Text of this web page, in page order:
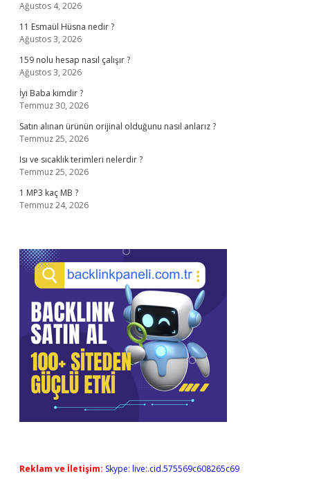
Ağustos 4, 2026
11 Esmaül Hüsna nedir ?
Ağustos 3, 2026
159 nolu hesap nasıl çalışır ?
Ağustos 3, 2026
İyi Baba kimdir ?
Temmuz 30, 2026
Satın alınan ürünün orijinal olduğunu nasıl anlarız ?
Temmuz 25, 2026
Isı ve sıcaklık terimleri nelerdir ?
Temmuz 25, 2026
1 MP3 kaç MB ?
Temmuz 24, 2026
Reklam ve İletişim: Skype: live:.cid.575569c608265c69